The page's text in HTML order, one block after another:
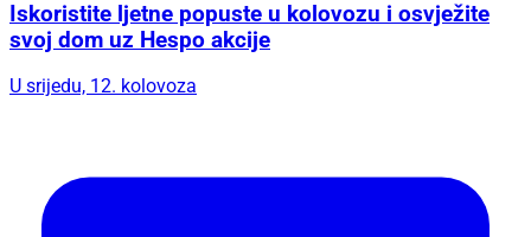
Iskoristite ljetne popuste u kolovozu i osvježite
svoj dom uz Hespo akcije
U srijedu, 12. kolovoza